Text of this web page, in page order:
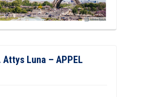
Attys Luna – APPEL